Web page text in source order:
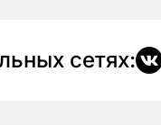
сетях: